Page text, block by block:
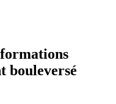
bouleversé